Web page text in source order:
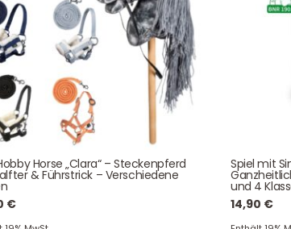
Horse „Clara“ – Steckenpferd
& Führstrick – Verschiedene
€
Spiel mit
und 4
14,90 €
Unser Service
Über uns